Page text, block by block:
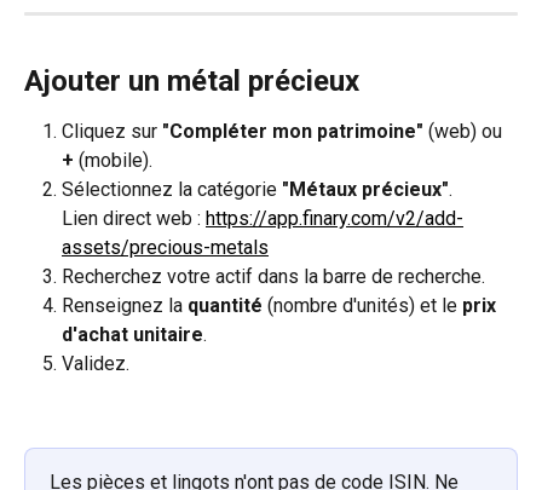
Ajouter un métal précieux
Cliquez sur "Compléter mon patrimoine" (web) ou
+ (mobile).
Sélectionnez la catégorie "Métaux précieux".
Lien direct web : https://app.finary.com/v2/add-
assets/precious-metals
Recherchez votre actif dans la barre de recherche.
Renseignez la quantité (nombre d'unités) et le prix
d'achat unitaire.
Validez.
Les pièces et lingots n'ont pas de code ISIN. Ne